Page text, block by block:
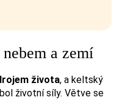
a zemí
života, a keltský
životní síly. Větve se